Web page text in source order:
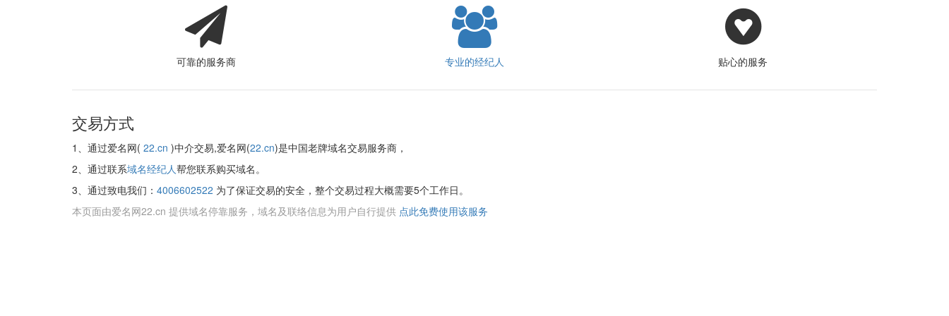
可靠的服务商 专业的经纪人 贴心的服务
交易方式
1、通过爱名网( 22.cn )中介交易,爱名网(22.cn)是中国老牌域名交易服务商，
2、通过联系域名经纪人帮您联系购买域名。
3、通过致电我们： 4006602522 为了保证交易的安全，整个交易过程大概需要5个工作日。
本页面由爱名网22.cn 提供域名停靠服务，域名及联络信息为用户自行提供 点此免费使用该服务